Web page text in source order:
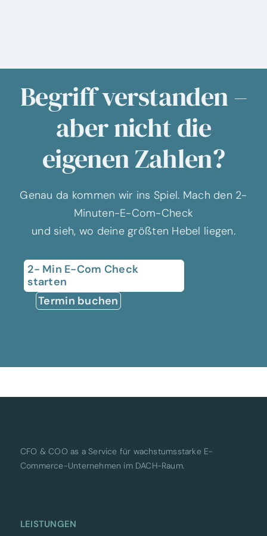
Begriff verstanden –
aber nicht die
eigenen Zahlen?
Genau da kommen wir ins Spiel. Mach den 2-
Minuten-E-Com-Check
und sieh, wo deine größten Hebel liegen.
2- Min E-Com Check
starten
Termin buchen
CFO & COO as a Service für wachstumsstarke E-
Commerce-Unternehmen im DACH-Raum.
LEISTUNGEN